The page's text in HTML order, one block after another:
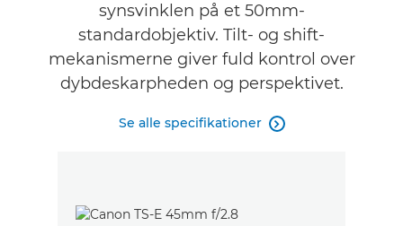
synsvinklen på et 50mm-
standardobjektiv. Tilt- og shift-
mekanismerne giver fuld kontrol over
dybdeskarpheden og perspektivet.
Se alle specifikationer 